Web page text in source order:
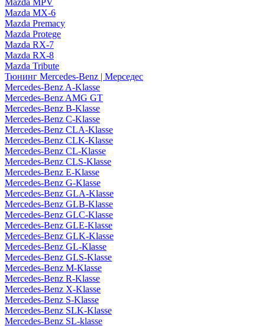
Mazda MPV
Mazda MX-6
Mazda Premacy
Mazda Protege
Mazda RX-7
Mazda RX-8
Mazda Tribute
Тюнинг Mercedes-Benz | Мерседес
Mercedes-Benz A-Klasse
Mercedes-Benz AMG GT
Mercedes-Benz B-Klasse
Mercedes-Benz C-Klasse
Mercedes-Benz CLA-Klasse
Mercedes-Benz CLK-Klasse
Mercedes-Benz CL-Klasse
Mercedes-Benz CLS-Klasse
Mercedes-Benz E-Klasse
Mercedes-Benz G-Klasse
Mercedes-Benz GLA-Klasse
Mercedes-Benz GLB-Klasse
Mercedes-Benz GLC-Klasse
Mercedes-Benz GLE-Klasse
Mercedes-Benz GLK-Klasse
Mercedes-Benz GL-Klasse
Mercedes-Benz GLS-Klasse
Mercedes-Benz M-Klasse
Mercedes-Benz R-Klasse
Mercedes-Benz X-Klasse
Mercedes-Benz S-Klasse
Mercedes-Benz SLK-Klasse
Mercedes-Benz SL-klasse